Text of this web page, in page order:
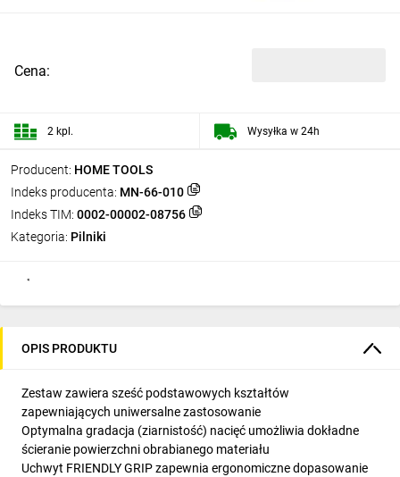
Producent: HOME TOOLS
Indeks producenta: MN-66-010
Indeks TIM: 0002-00002-08756
Kategoria: Pilniki
Cena:
2 kpl. Wysyłka w 24h
OPIS PRODUKTU
Zestaw zawiera sześć podstawowych kształtów
zapewniających uniwersalne zastosowanie
Optymalna gradacja (ziarnistość) nacięć umożliwia dokładne
ścieranie powierzchni obrabianego materiału
Uchwyt FRIENDLY GRIP zapewnia ergonomiczne dopasowanie